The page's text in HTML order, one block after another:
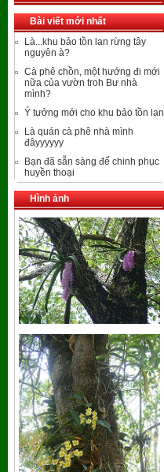
Bài viết mới nhất
Là...khu bảo tồn lan rừng tây
nguyên à?
Cà phê chồn, một hướng đi mới
nữa của vườn troh Bư nhà
mình?
Ý tưởng mới cho khu bảo tồn lan
Là quán cà phê nhà mình
đâyyyyyy
Bạn đã sẵn sàng để chinh phục
huyền thoại
Hình ảnh